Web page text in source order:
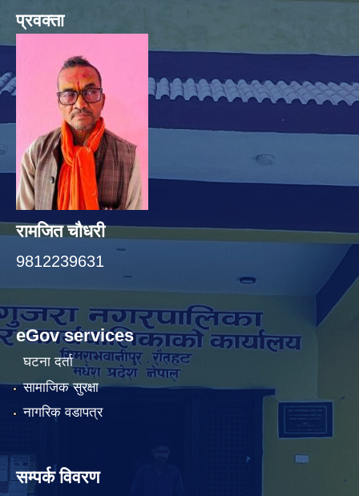
प्रवक्ता
रामजित चौधरी
9812239631
eGov services
घटना दर्ता
सामाजिक सुरक्षा
नागरिक वडापत्र
सम्पर्क विवरण